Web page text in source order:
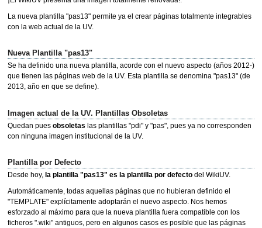
La nueva plantilla "pas13" permite ya el crear páginas totalmente integrables
con la web actual de la UV.
Nueva Plantilla "pas13"
Se ha definido una nueva plantilla, acorde con el nuevo aspecto (años 2012-)
que tienen las páginas web de la UV. Esta plantilla se denomina "pas13" (de
2013, año en que se define).
Imagen actual de la UV. Plantillas Obsoletas
Quedan pues obsoletas las plantillas "pdi" y "pas", pues ya no corresponden
con ninguna imagen institucional de la UV.
Plantilla por Defecto
Desde hoy, la plantilla "pas13" es la plantilla por defectodel WikiUV.
Automáticamente, todas aquellas páginas que no hubieran definido el
"TEMPLATE" explícitamente adoptarán el nuevo aspecto. Nos hemos
esforzado al máximo para que la nueva plantilla fuera compatible con los
ficheros ".wiki" antiguos, pero en algunos casos es posible que las páginas